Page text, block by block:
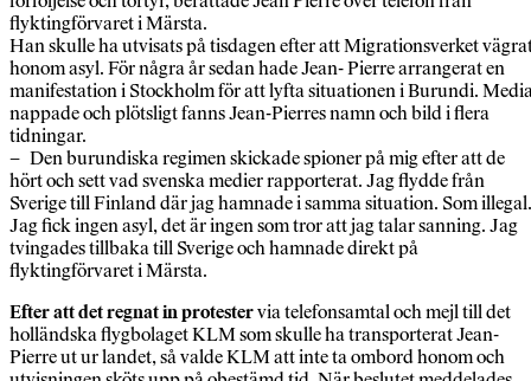
flyktingförvaret i Märsta.
Han skulle ha utvisats på tisdagen efter att Migrationsverket
honom asyl. För några år sedan hade Jean- Pierre arrangerat en
manifestation i Stockholm för att lyfta situationen i Burundi.
nappade och plötsligt fanns Jean-Pierres namn och bild i flera
tidningar.
– Den burundiska regimen skickade spioner på mig efter att de
hört och sett vad svenska medier rapporterat. Jag flydde från
Sverige till Finland där jag hamnade i samma situation. Som illegal.
Jag fick ingen asyl, det är ingen som tror att jag talar sanning. Jag
tvingades tillbaka till Sverige och hamnade direkt på
flyktingförvaret i Märsta.
Efter att det regnat in protestervia telefonsamtal och mejl till det
holländska flygbolaget KLM som skulle ha transporterat Jean-
Pierre ut ur landet, så valde KLM att inte ta ombord honom och